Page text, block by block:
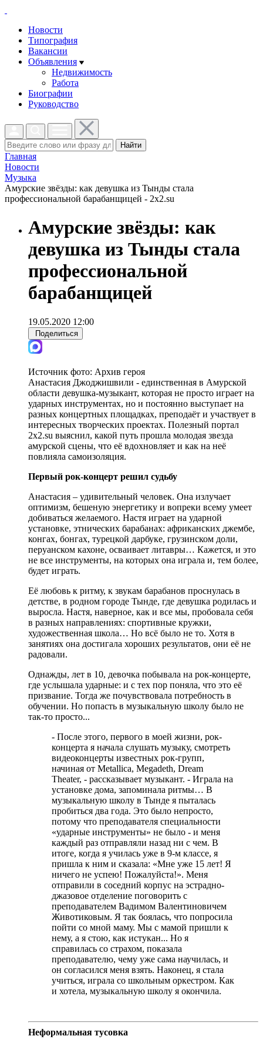
Новости
Типография
Вакансии
Объявления
Недвижимость
Работа
Биографии
Руководство
Найти
Главная
Новости
Музыка
Амурские звёзды: как девушка из Тынды стала
профессиональной барабанщицей - 2x2.su
Амурские звёзды: как
девушка из Тынды стала
профессиональной
барабанщицей
19.05.2020 12:00
Поделиться
Источник фото: Архив героя
Анастасия Джоджишвили - единственная в Амурской
области девушка-музыкант, которая не просто играет на
ударных инструментах, но и постоянно выступает на
разных концертных площадках, преподаёт и участвует в
интересных творческих проектах. Полезный портал
2х2.su выяснил, какой путь прошла молодая звезда
амурской сцены, что её вдохновляет и как на неё
повлияла самоизоляция.
Первый рок-концерт решил судьбу
Анастасия – удивительный человек. Она излучает
оптимизм, бешеную энергетику и вопреки всему умеет
добиваться желаемого. Настя играет на ударной
установке, этнических барабанах: африканских джембе,
конгах, бонгах, турецкой дарбуке, грузинском доли,
перуанском кахоне, осваивает литавры… Кажется, и это
не все инструменты, на которых она играла и, тем более,
будет играть.
Её любовь к ритму, к звукам барабанов проснулась в
детстве, в родном городе Тынде, где девушка родилась и
выросла. Настя, наверное, как и все мы, пробовала себя
в разных направлениях: спортивные кружки,
художественная школа… Но всё было не то. Хотя в
занятиях она достигала хороших результатов, они её не
радовали.
Однажды, лет в 10, девочка побывала на рок-концерте,
где услышала ударные: и с тех пор поняла, что это её
призвание. Тогда же почувствовала потребность в
обучении. Но попасть в музыкальную школу было не
так-то просто...
- После этого, первого в моей жизни, рок-
концерта я начала слушать музыку, смотреть
видеоконцерты известных рок-групп,
начиная от Metallica, Megadeth, Dream
Theater, - рассказывает музыкант. - Играла на
установке дома, запоминала ритмы… В
музыкальную школу в Тынде я пыталась
пробиться два года. Это было непросто,
потому что преподавателя специальности
«ударные инструменты» не было - и меня
каждый раз отправляли назад ни с чем. В
итоге, когда я училась уже в 9-м классе, я
пришла к ним и сказала: «Мне уже 15 лет! Я
ничего не успею! Пожалуйста!». Меня
отправили в соседний корпус на эстрадно-
джазовое отделение поговорить с
преподавателем Вадимом Валентиновичем
Животиковым. Я так боялась, что попросила
пойти со мной маму. Мы с мамой пришли к
нему, а я стою, как истукан... Но я
справилась со страхом, показала
преподавателю, чему уже сама научилась, и
он согласился меня взять. Наконец, я стала
учиться, играла со школьным оркестром. Как
и хотела, музыкальную школу я окончила.
Неформальная тусовка